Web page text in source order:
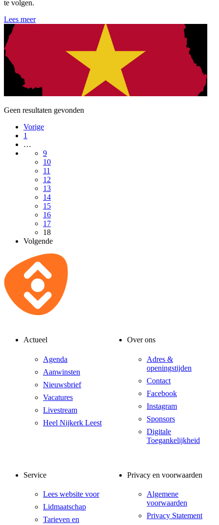
te volgen.
Lees meer
Geen resultaten gevonden
Vorige
1
…
9
10
11
12
13
14
15
16
17
18
Volgende
Actueel
Agenda
Aanwinsten
Nieuwsbrief
Vacatures
Livestream
Heel Nijkerk Leest
Over ons
Adres &
openingstijden
Contact
Facebook
Instagram
Sponsors
Digitale
Toegankelijkheid
Service
Lees website voor
Lidmaatschap
Tarieven en
Privacy en voorwaarden
Algemene
voorwaarden
Privacy Statement